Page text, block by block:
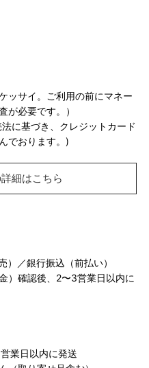
ッサイ。ご利用の前にマネー
が必要です。）
に基づき、クレジットカード
でおります。)
細はこちら
／銀行振込（前払い）
）確認後、2〜3営業日以内に
業日以内に発送